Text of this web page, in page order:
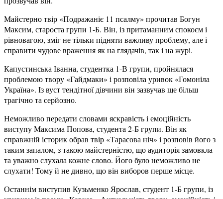
Майстерно твір «Подражаніє 11 псалму» прочитав Богун
Максим, староста групи 1-Б. Він, із притаманним спокоєм і
рівновагою, зміг не тільки підняти важливу проблему, але і
справити чудове враження як на глядачів, так і на журі.
Капустинська Іванна, студентка 1-В групи, пройнялася
проблемою твору «Гайдмаки» і розповіла уривок «Гомоніла
Україна». Із вуст тендітної дівчини він зазвучав ще більш
трагічно та серйозно.
Неможливо передати словами яскравість і емоційність
виступу Максима Попова, студента 2-Б групи. Він як
справжній історик обрав твір «Тарасова ніч» і розповів його з
таким запалом, з такою майстерністю, що аудиторія замовкла
та уважно слухала кожне слово. Його було неможливо не
слухати! Тому й не дивно, що він виборов перше місце.
Останнім виступив Кузьменко Ярослав, студент 1-Б групи, із